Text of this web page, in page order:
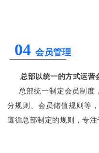
04 会员管理
总部以统一的方式运营
总部统一制定会员制度
分规则、会员储值规则等
遵循总部制定的规则，专注